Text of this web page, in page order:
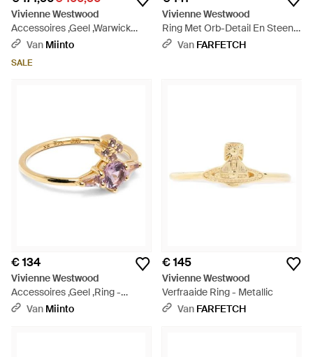
Vivienne Westwood
Accessoires ,Geel ,Warwick
Ring - Metallic
Van Miinto
SALE
Vivienne Westwood
Ring Met Orb-Detail En Steen -
Wit Van FARFETCH
€ 134
Vivienne Westwood
Accessoires ,Geel ,Ring -
Metallic
Van Miinto
€ 145
Vivienne Westwood
Verfraaide Ring - Metallic
Van FARFETCH